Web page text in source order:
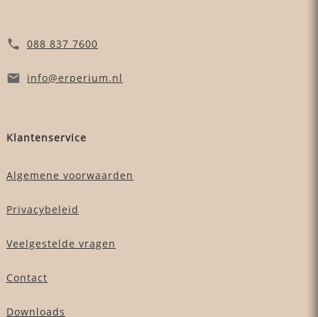
088 837 7600
info@erperium.nl
Klantenservice
Algemene voorwaarden
Privacybeleid
Veelgestelde vragen
Contact
Downloads